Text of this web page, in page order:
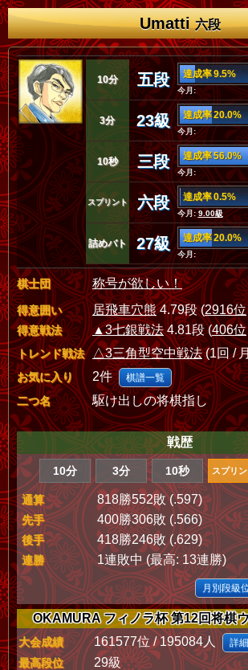
Umatti六段
10分 五段 達成率 9.5%
今月:
3分 23級 達成率 20.0%
今月:
10秒 三段 達成率 56.0%
今月:
スプリント 六段 達成率 0.5%
今月:9.00級
詰めバト 27級 達成率 20.0%
今月:
棋士団 称号が欲しい！
得意囲い 居飛車穴熊4.79段 (2916位
得意戦法 ▲3七銀戦法4.81段 (406位
トレンド戦法 △3三角型空中戦法(1回 /
お気に入り 2件 棋譜一覧
二つ名 駆け出しの将棋指し
戦歴
10分 3分 10秒 スプリン
通算 818勝552敗 (.597)
先手 400勝306敗 (.566)
後手 418勝246敗 (.629)
連勝 1連敗中 (最高: 13連勝)
月別段級
OKAMURA フィノラ杯 第12回将棋
大会成績 161577位 / 195084人 詳細
最高段位 29級